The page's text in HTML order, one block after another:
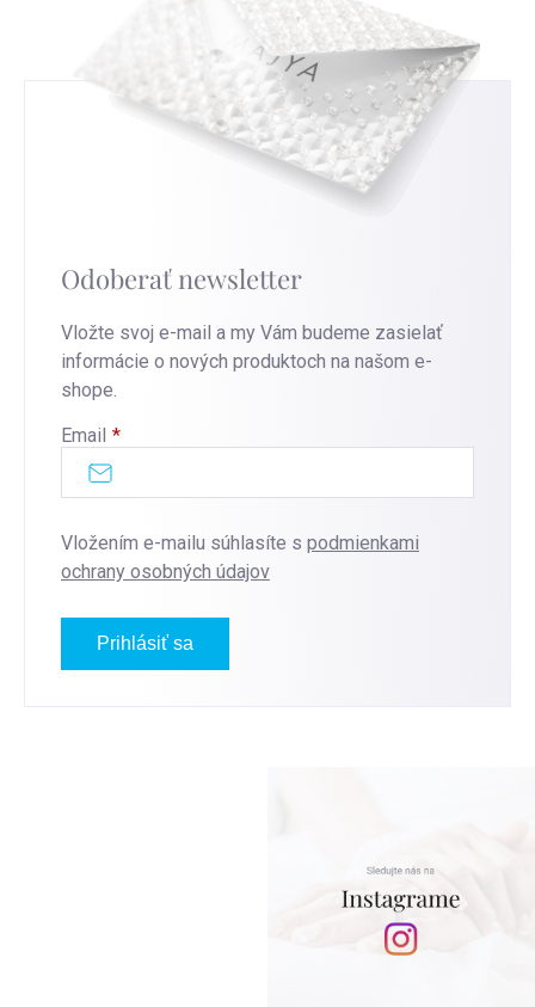
Odoberať newsletter
Vložte svoj e-mail a my Vám budeme zasielať
informácie o nových produktoch na našom e-
shope.
Email
Vložením e-mailu súhlasíte s podmienkami
ochrany osobných údajov
Prihlásiť sa